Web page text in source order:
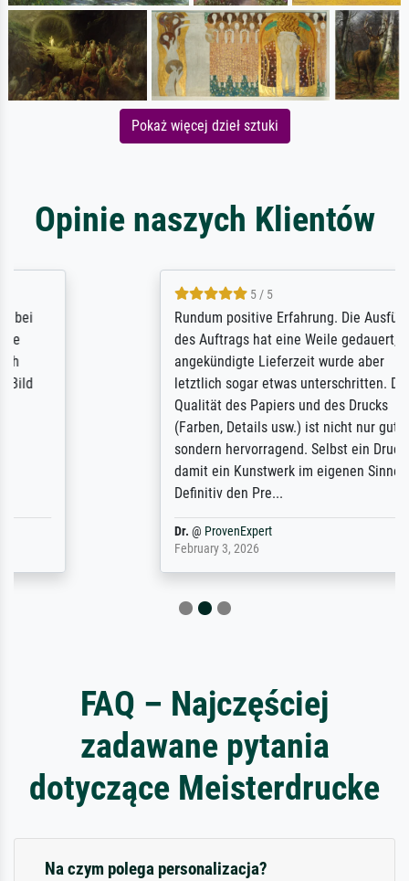
Pokaż więcej dzieł sztuki
Opinie naszych Klientów
Rundum positive Erfahrung. Die Ausführung
des Auftrags hat eine Weile gedauert, die
angekündigte Lieferzeit wurde aber
letztlich sogar etwas unterschritten. Die
Qualität des Papiers und des Drucks
(Farben, Details usw.) ist nicht nur gut,
sondern hervorragend. Selbst ein Druck ist
damit ein Kunstwerk im eigenen Sinne.
Definitiv den Pre...
FAQ – Najczęściej
zadawane pytania
dotyczące Meisterdrucke
Na czym polega personalizacja?